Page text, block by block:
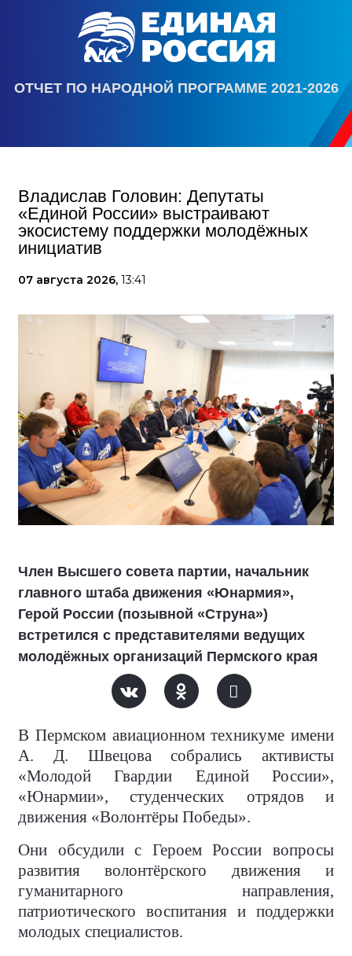
ОТЧЕТ ПО НАРОДНОЙ ПРОГРАММЕ 2021-2026
Владислав Головин: Депутаты
«Единой России» выстраивают
экосистему поддержки молодёжных
инициатив
07 августа 2026, 13:41
Член Высшего совета партии, начальник
главного штаба движения «Юнармия»,
Герой России (позывной «Струна»)
встретился с представителями ведущих
молодёжных организаций Пермского края
В Пермском авиационном техникуме имени
А. Д. Швецова собрались активисты
«Молодой Гвардии Единой России»,
«Юнармии», студенческих отрядов и
движения «Волонтёры Победы».
Они обсудили с Героем России вопросы
развития волонтёрского движения и
гуманитарного направления,
патриотического воспитания и поддержки
молодых специалистов.